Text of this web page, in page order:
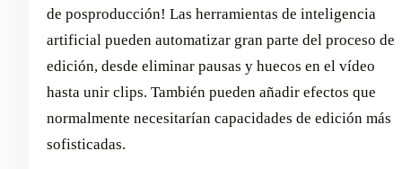
de posproducción! Las herramientas de inteligencia
artificial pueden automatizar gran parte del proceso de
edición, desde eliminar pausas y huecos en el vídeo
hasta unir clips. También pueden añadir efectos que
normalmente necesitarían capacidades de edición más
sofisticadas.